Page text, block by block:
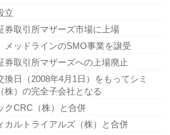
立
券取引所マザーズ市場に上場
メッドラインのSMO事業を譲受
券取引所マザーズへの上場廃止
換日（2008年4月1日）をもってシミ
株）の完全子会社となる
クCRC（株）と合併
カルトライアルズ（株）と合併